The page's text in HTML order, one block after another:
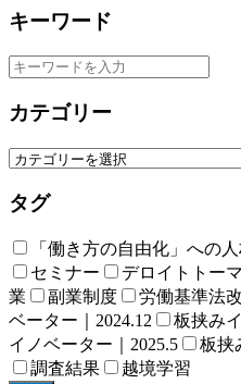
キーワード
カテゴリー
タグ
「働き方の自由化」への
セミナー
デロイトトー
業
副業制度 労働基準法
ベーター｜2024.12
板挟み
イノベーター｜2025.5
板挟
調査結果
越境学習